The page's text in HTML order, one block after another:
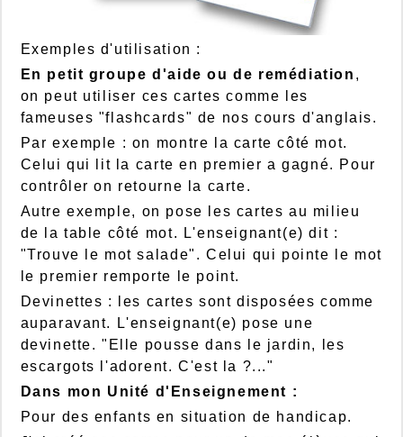
Exemples d'utilisation :
En petit groupe d'aide ou de remédiation ,
on peut utiliser ces cartes comme les
fameuses "flashcards" de nos cours d'anglais.
Par exemple : on montre la carte côté mot.
Celui qui lit la carte en premier a gagné. Pour
contrôler on retourne la carte.
Autre exemple, on pose les cartes au milieu
de la table côté mot. L'enseignant(e) dit :
"Trouve le mot salade". Celui qui pointe le mot
le premier remporte le point.
Devinettes : les cartes sont disposées comme
auparavant. L'enseignant(e) pose une
devinette. "Elle pousse dans le jardin, les
escargots l'adorent. C'est la ?..."
Dans mon Unité d'Enseignement :
Pour des enfants en situation de handicap.